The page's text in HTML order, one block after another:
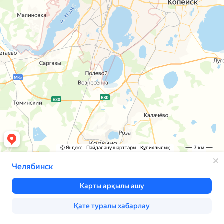
© Яндекс Пайдалану шарттары Құпиялылық 7 км
Челябинск
Карты арқылы ашу
Қате туралы хабарлау